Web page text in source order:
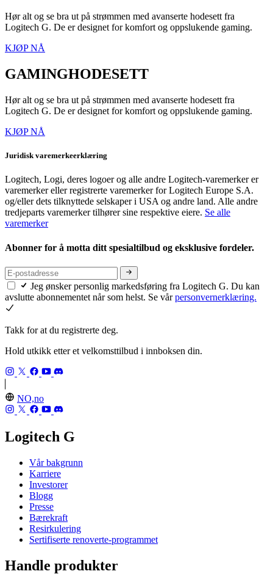
Hør alt og se bra ut på strømmen med avanserte hodesett fra
Logitech G. De er designet for komfort og oppslukende gaming.
KJØP NÅ
GAMINGHODESETT
Hør alt og se bra ut på strømmen med avanserte hodesett fra
Logitech G. De er designet for komfort og oppslukende gaming.
KJØP NÅ
Juridisk varemerkeerklæring
Logitech, Logi, deres logoer og alle andre Logitech-varemerker er
varemerker eller registrerte varemerker for Logitech Europe S.A.
og/eller dets tilknyttede selskaper i USA og andre land. Alle andre
tredjeparts varemerker tilhører sine respektive eiere. Se alle
varemerker
Abonner for å motta ditt spesialtilbud og eksklusive fordeler.
Jeg ønsker personlig markedsføring fra Logitech G. Du kan
avslutte abonnementet når som helst. Se vårpersonvernerklæring.
Takk for at du registrerte deg.
Hold utkikk etter et velkomsttilbud i innboksen din.
NO,no
Logitech G
Vår bakgrunn
Karriere
Investorer
Blogg
Presse
Bærekraft
Resirkulering
Sertifiserte renoverte-programmet
Handle produkter